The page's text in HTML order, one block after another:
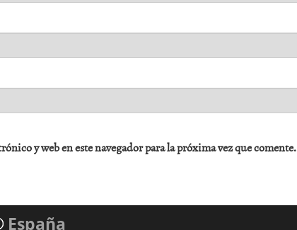
y web en este navegador para la próxima vez que comente.
España